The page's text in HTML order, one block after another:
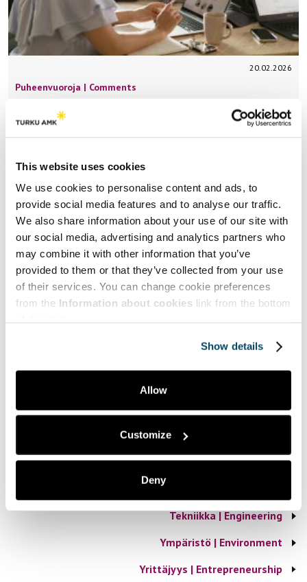
This website uses cookies
We use cookies to personalise content and ads, to
provide social media features and to analyse our traffic.
We also share information about your use of our site with
our social media, advertising and analytics partners who
may combine it with other information that you’ve
provided to them or that they’ve collected from your use
of their services. You can change cookie preferences
from the Information about cookies link from the bottom
Show details
Allow
Customize
Deny
20.02.2026
Puheenvuoroja | Comments
Terveysviestinnän koulutus tukee
asiakaslähtöistä ja näyttöön perustuvaa
Sosiaali- ja terveydenhuollon toimintaympäristö muuttuu
nopeammin kuin koskaan. Erityisesti digitalisaatio,
palvelurakenteiden uudistukset, väestön
moninaistuminen ja tiedonvälityksen murros asettavat
uusia vaatimuksia…
Teemat | Themes
Hyve | Health and Well-being
Puheenvuoroja | Comments
Tekniikka | Engineering
Ympäristö | Environment
Yrittäjyys | Entrepreneurship